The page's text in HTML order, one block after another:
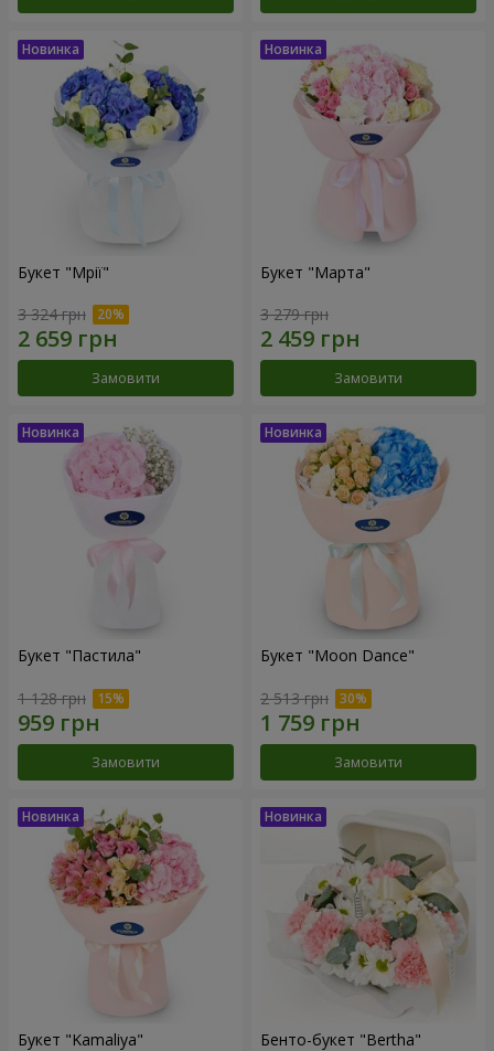
Букет "Мрії"
3 324 грн
Замовити
Букет "Марта"
3 279 грн
Замовити
Букет "Пастила"
1 128 грн
Замовити
Букет "Moon Dance"
2 513 грн
Замовити
Букет "Kamaliya" Бенто-букет "Bertha"